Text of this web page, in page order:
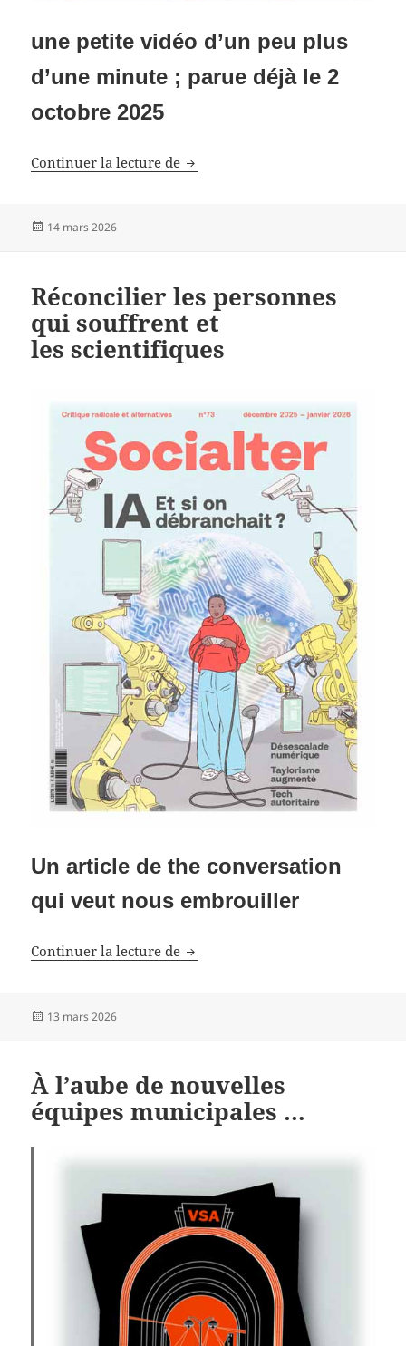
une petite vidéo d’un peu plus
d’une minute ; parue déjà le 2
octobre 2025
Continuer la lecture de Les dangers de la tech
Publié
14 mars 2026
Réconcilier les personnes
qui souffrent et
les scientifiques
Un article de the conversation
qui veut nous embrouiller
Continuer la lecture de Réconcilier les personnes qui
Publié
13 mars 2026
À l’aube de nouvelles
équipes municipales …